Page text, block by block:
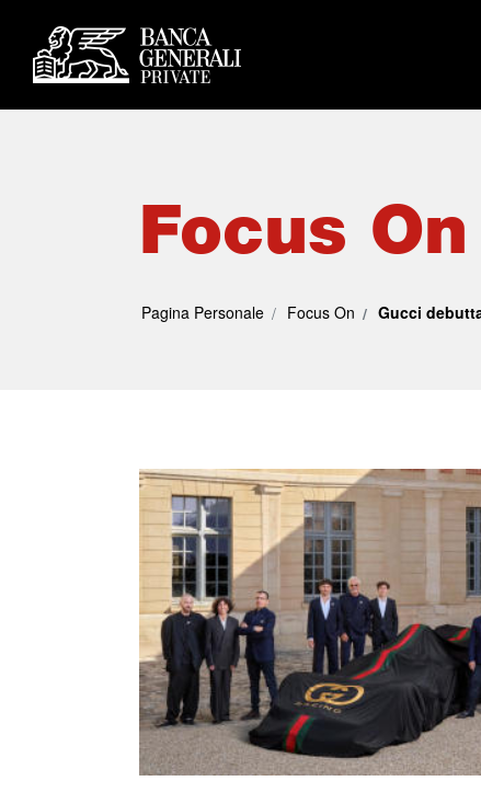
Focus On
Pagina Personale Focus On Gucci